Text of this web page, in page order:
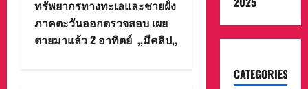
v
ทรัพยากรทางทะเลและชายฝั่ง
ภาคตะวันออกตรวจสอบ เผย
ตายมาแล้ว 2 อาทิตย์ ,,มีคลิป,,
CATEGORIES